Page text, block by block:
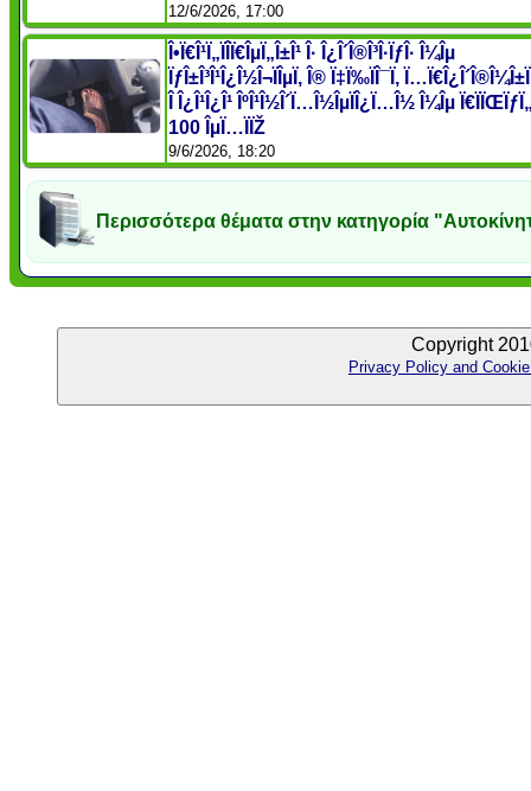
12/6/2026, 17:00
Î•Ï€Î¹Ï„ÏÎ­Ï€ÎµÏ„Î±Î¹ Î· Î¿Î´Î®Î³Î·ÏƒÎ· Î¼Îµ
ÏƒÎ±Î³Î¹Î¿Î½Î¬ÏÎµÏ‚ Î® Ï‡Ï‰ÏÎ¯Ï‚
Î Î¿Î¹Î¿Î¹ ÎºÎ¹Î½Î´Ï…Î½ÎµÏÎ¿Ï…Î½ Î¼Îµ
100 ÎµÏ…ÏÏŽ
9/6/2026, 18:20
Περισσότερα θέματα στην κατηγορία
Copyright
Privacy Policy and